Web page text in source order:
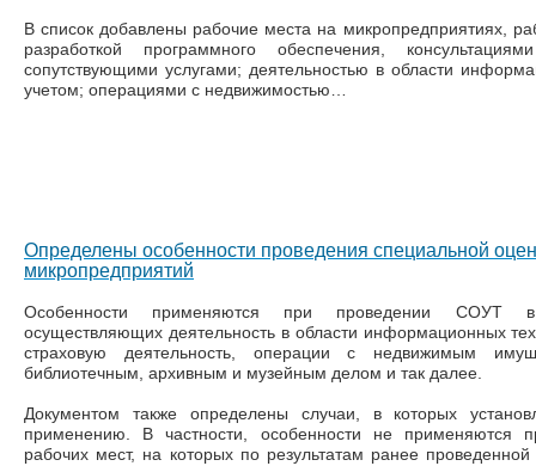
В список добавлены рабочие места на микропредприятиях,
разработкой программного обеспечения,
сопутствующими услугами; деятельностью в области
учетом; операциями с недвижимостью…
Определены особенности проведения специальной
микропредприятий
Особенности применяются при проведении СОУТ в
осуществляющих деятельность в области информационных
страховую деятельность, операции с недвижимым
библиотечным, архивным и музейным делом и так далее.
Документом также определены случаи, в которых
применению. В частности, особенности не применяются
рабочих мест, на которых по результатам ранее